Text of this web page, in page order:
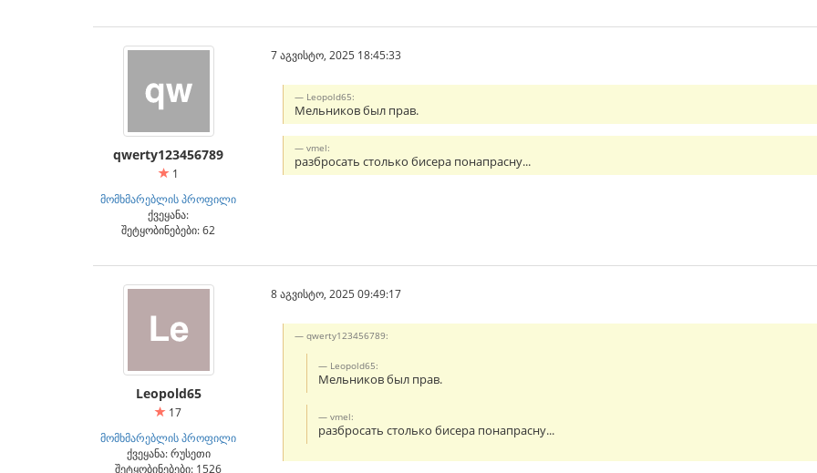
qwerty123456789
1
მომხმარებლის პროფილი
ქვეყანა:
შეტყობინებები: 62
7 აგვისტო, 2025 18:45:33
Leopold65:
Мельников был прав.
vmel:
разбросать столько бисера понапрасну...
Leopold65
17
მომხმარებლის პროფილი
ქვეყანა: რუსეთი
შეტყობინებები: 1526
8 აგვისტო, 2025 09:49:17
qwerty123456789:
Leopold65:
Мельников был прав.
vmel:
разбросать столько бисера понапрасну...